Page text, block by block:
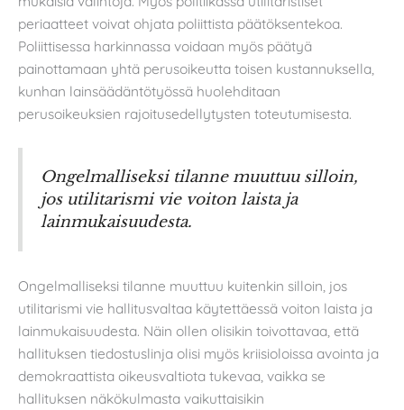
periaatteet voivat ohjata poliittista päätöksentekoa.
Poliittisessa harkinnassa voidaan myös päätyä
painottamaan yhtä perusoikeutta toisen kustannuksella,
kunhan lainsäädäntötyössä huolehditaan
perusoikeuksien rajoitusedellytysten toteutumisesta.
Ongelmalliseksi tilanne muuttuu silloin,
jos utilitarismi vie voiton laista ja
lainmukaisuudesta.
Ongelmalliseksi tilanne muuttuu kuitenkin silloin, jos
utilitarismi vie hallitusvaltaa käytettäessä voiton laista ja
lainmukaisuudesta. Näin ollen olisikin toivottavaa, että
hallituksen tiedostuslinja olisi myös kriisioloissa avointa ja
demokraattista oikeusvaltiota tukevaa, vaikka se
hallituksen näkökulmasta vaikuttaisikin